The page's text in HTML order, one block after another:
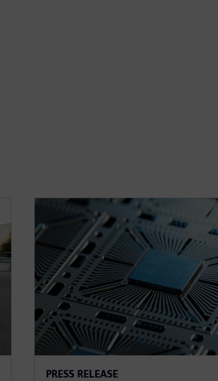
PRESS RELEASE